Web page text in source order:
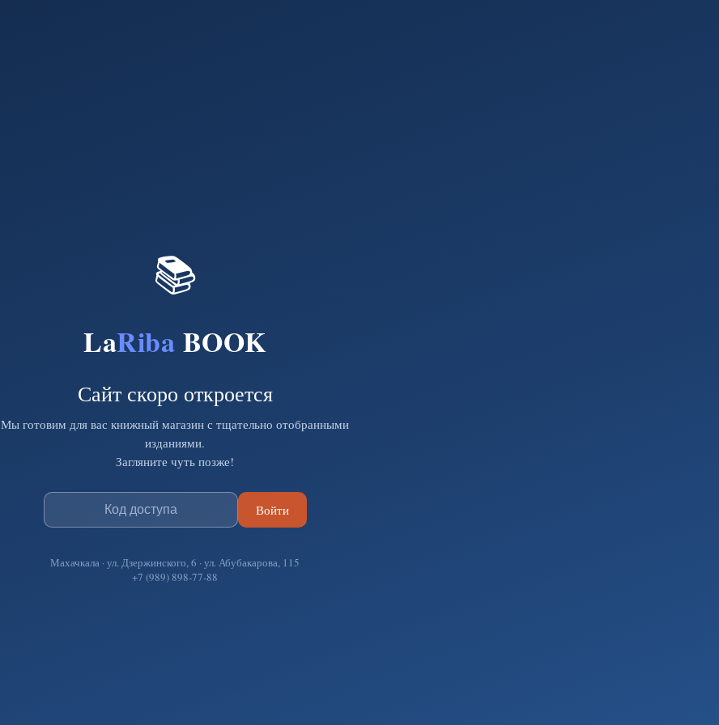
📚
LaRiba BOOK
Сайт скоро откроется
Мы готовим для вас книжный магазин с тщательно отобранными
изданиями.
Загляните чуть позже!
Войти
Махачкала · ул. Дзержинского, 6 · ул. Абубакарова, 115
+7 (989) 898-77-88